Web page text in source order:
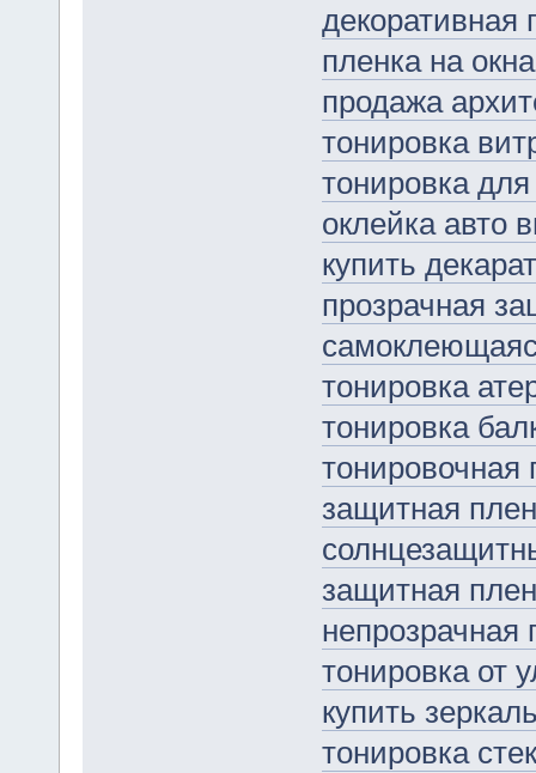
декоративная
пленка на
продажа
тонировка
тонировка
оклейка авто
купить
прозрачная
тонировка
тонировка
тонировочная
защитная
защитная
непрозрачная
тонировка от
купить
тонировка